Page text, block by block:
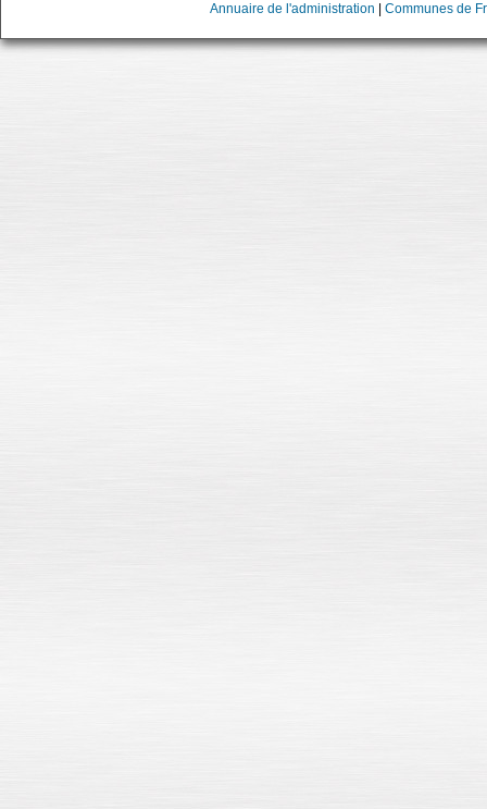
Annuaire de l'administration Communes de